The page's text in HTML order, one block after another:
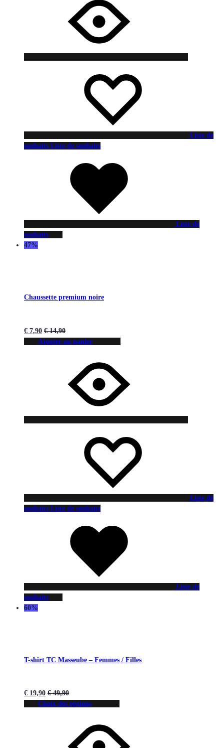
Liste de
souhaits Liste de souhaits
Liste de
souhaits
47%
Chaussette premium noire
€ 7,90 €14,90
Ajouter au panier
Liste de
souhaits Liste de souhaits
Liste de
souhaits
60%
T-shirt TC Masseube – Femmes / Filles
€ 19,90 €49,90
Choix des options